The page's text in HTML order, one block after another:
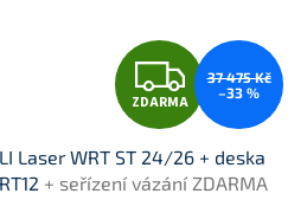
Z
D
A
ZDARMA
37 475 Kč
–33 %
Laser WRT ST 24/26 + deska
+ seřízení vázání ZDARMA